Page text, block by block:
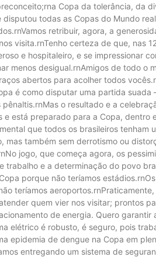
Copa da tolerância, da
todas as Copas do Mundo
retribuir, agora, a
visita.rnTenho certeza de que, nas
e hospitaleiro, e se impressionar
menos desigual.rnAmigos de todo o
abertos para acolher todos
é como disputar uma partida suada
o resultado e a
está preparado para a Copa, dentro
que todos os brasileiros tenham
mas também sem derrotismo ou
jogo, que começa agora, os
e a determinação do povo
porque não teríamos
teríamos
quem vier nos visitar; prontos
de energia. Quero garantir
elétrico é robusto, é seguro, pois
epidemia de dengue na Copa em
entregando um sistema de